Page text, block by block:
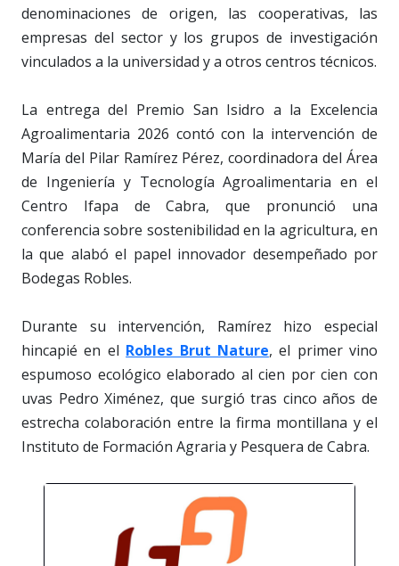
denominaciones de origen, las cooperativas, las
empresas del sector y los grupos de investigación
vinculados a la universidad y a otros centros técnicos.
La entrega del Premio San Isidro a la Excelencia
Agroalimentaria 2026 contó con la intervención de
María del Pilar Ramírez Pérez, coordinadora del Área
de Ingeniería y Tecnología Agroalimentaria en el
Centro Ifapa de Cabra, que pronunció una
conferencia sobre sostenibilidad en la agricultura, en
la que alabó el papel innovador desempeñado por
Bodegas Robles.
Durante su intervención, Ramírez hizo especial
hincapié en el Robles Brut Nature, el primer vino
espumoso ecológico elaborado al cien por cien con
uvas Pedro Ximénez, que surgió tras cinco años de
estrecha colaboración entre la firma montillana y el
Instituto de Formación Agraria y Pesquera de Cabra.